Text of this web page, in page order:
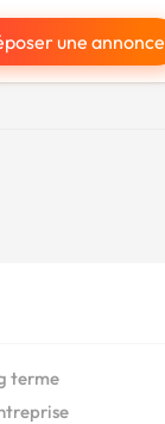
une annonce
terme